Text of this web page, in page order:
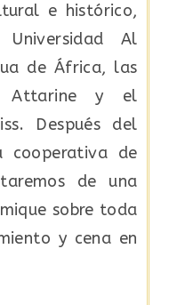
e histórico,
Al
de África, las
Attarine y el
Después del
cooperativa de
de una
sobre toda
y cena en